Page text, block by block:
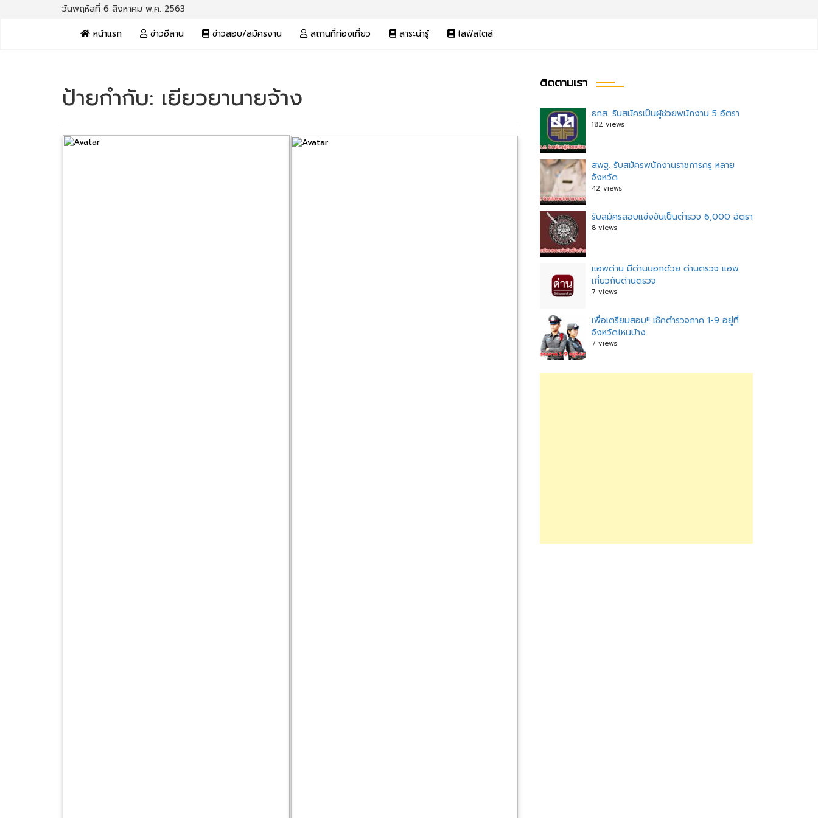
วันพฤหัสที่ 6 สิงหาคม พ.ศ. 2563
หน้าแรก
ข่าวอีสาน ข่าวสอบ/สมัครงาน สถานที่ท่องเที่ยว สาระน่ารู้ ไลฟ์สไตล์
ป้ายกำกับ: เยียวยานายจ้าง ติดตามเรา
ธกส. รับสมัครเป็นผู้ช่วยพนักงาน 5 อัตรา
182 views
สพฐ. รับสมัครพนักงานราชการครู หลาย
จังหวัด
42 views
รับสมัครสอบแข่งขันเป็นตำรวจ 6,000 อัตรา
8 views
แอพด่าน มีด่านบอกด้วย ด่านตรวจ แอพ
เกี่ยวกับด่านตรวจ
7 views
เพื่อเตรียมสอบ!! เช็คตำรวจภาค 1-9 อยู่ที่
จังหวัดไหนบ้าง
7 views